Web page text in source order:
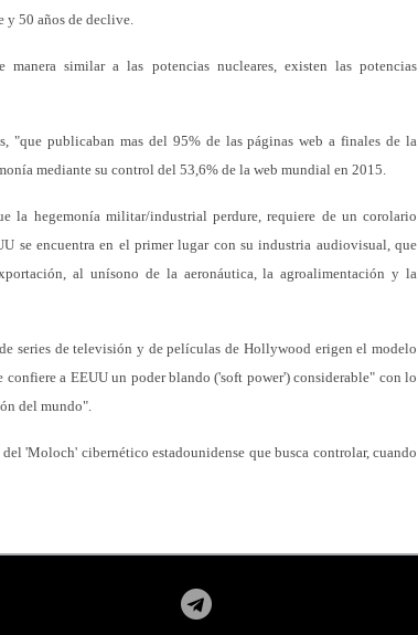
y 50 años de declive.
similar a las potencias nucleares, existen las potencias
"que publicaban mas del 95% de las páginas web a finales de la
mediante su control del 53,6% de la web mundial en 2015.
la hegemonía militar/industrial perdure, requiere de un corolario
se encuentra en el primer lugar con su industria audiovisual, que
al unísono de la aeronáutica, la agroalimentación y la
series de televisión y de películas de Hollywood erigen el modelo
a EEUU un poder blando ('soft power') considerable" con lo
del mundo".
'Moloch' cibernético estadounidense que busca controlar, cuando